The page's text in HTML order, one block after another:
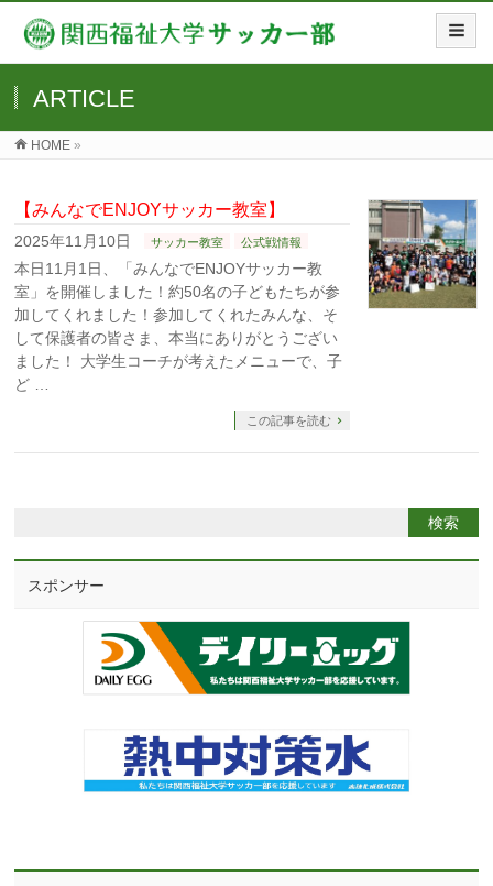
ARTICLE
HOME »
【みんなでENJOYサッカー教室】
2025年11月10日 サッカー教室 公式戦情報
本日11月1日、「みんなでENJOYサッカー教
室」を開催しました！約50名の子どもたちが参
加してくれました！参加してくれたみんな、そ
して保護者の皆さま、本当にありがとうござい
ました！ 大学生コーチが考えたメニューで、子
ど …
この記事を読む
スポンサー